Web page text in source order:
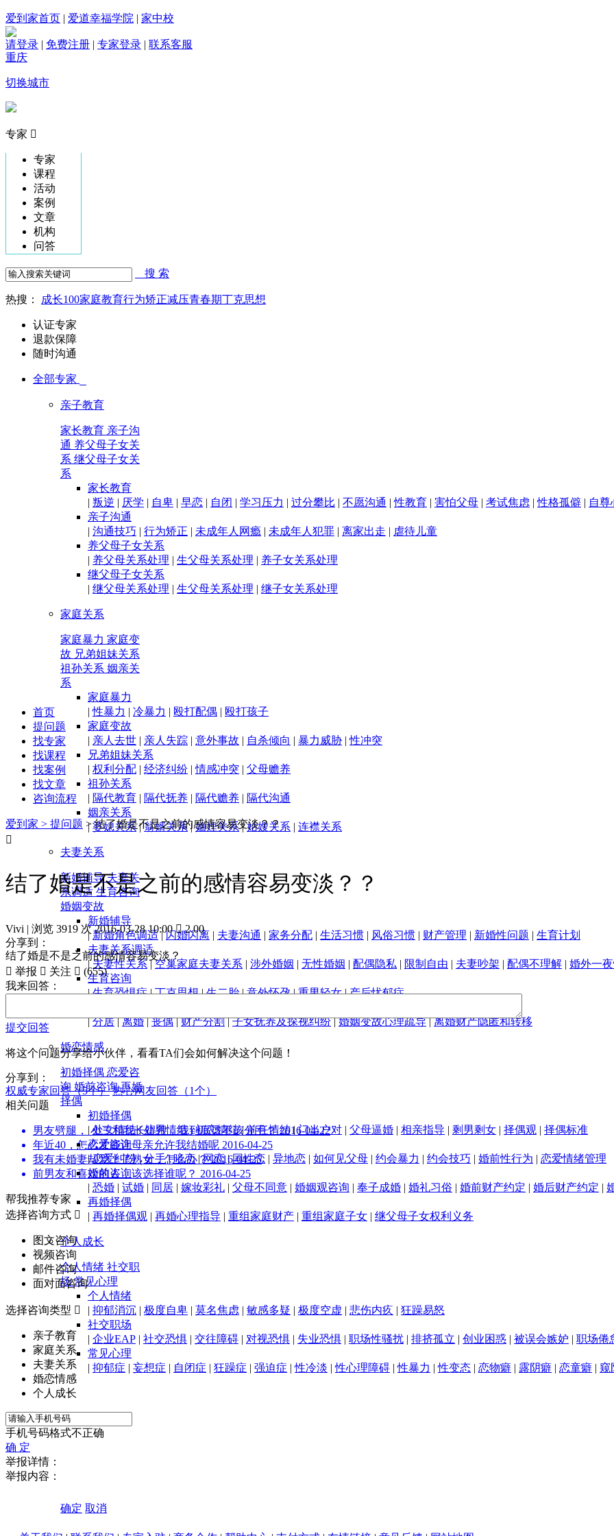
爱到家首页 | 爱道幸福学院 | 家中校
请登录 | 免费注册 | 专家登录 | 联系客服
重庆
切换城市
专家 
专家
课程
活动
案例
文章
机构
问答
搜 索
热搜： 成长100家庭教育行为矫正减压青春期丁克思想
认证专家
退款保障
随时沟通
全部专家
亲子教育
家长教育 亲子沟
通 养父母子女关
系 继父母子女关
系
家长教育
| 叛逆 | 厌学 | 自卑 | 早恋 | 自闭 | 学习压力 | 过分攀比 | 不愿沟通 |性教育 | 害怕父母 | 考试焦虑 |性格孤僻 | 自尊
亲子沟通
| 沟通技巧 | 行为矫正 | 未成年人网瘾 | 未成年人犯罪 | 离家出走 | 虐待儿童
养父母子女关系
| 养父母关系处理 | 生父母关系处理 | 养子女关系处理
继父母子女关系
| 继父母关系处理 | 生父母关系处理 | 继子女关系处理
家庭关系
家庭暴力 家庭变
故 兄弟姐妹关系
祖孙关系 姻亲关
系
家庭暴力
|性暴力 | 冷暴力 | 殴打配偶 | 殴打孩子
家庭变故
| 亲人去世 | 亲人失踪 | 意外事故 | 自杀倾向 | 暴力威胁 |性冲突
兄弟姐妹关系
| 权利分配 | 经济纠纷 |情感冲突 | 父母赡养
祖孙关系
| 隔代教育 | 隔代抚养 | 隔代赡养 | 隔代沟通
姻亲关系
|婆媳关系|翁婿关系|妯娌关系|姑嫂关系 | 连襟关系
夫妻关系
新婚辅导夫妻关
系调适生育咨询
婚姻变故
新婚辅导
|新婚角色调适|闪婚闪离 | 夫妻沟通 | 家务分配 | 生活习惯 | 风俗习惯 | 财产管理 | 新婚性问题 | 生育计划
夫妻关系调适
|夫妻性关系|空巢家庭夫妻关系 | 涉外婚姻 | 无性婚姻 | 配偶隐私 | 限制自由 | 夫妻吵架 | 配偶不理解 | 婚外一
生育咨询
|生育恐惧症|丁克思想|生二胎|意外怀孕|重男轻女|产后忧郁症
|分居|离婚|丧偶|财产分割|子女抚养及探视纠纷|婚姻变故心理疏导|离婚财产隐匿和转移
婚恋情感
初婚择偶 恋爱咨
询 婚前咨询再婚
择偶
初婚择偶
|处女情结|处男情结|初恋情结|前任情结|门当户对 | 父母逼婚 | 相亲指导 | 剩男剩女 | 择偶观 | 择偶标准
恋爱咨询
|恋爱纠纷|分手|暗恋|网恋|同性恋 | 异地恋 | 如何见父母 | 约会暴力 | 约会技巧 | 婚前性行为 | 恋爱情绪管理
婚前咨询
| 恐婚 | 试婚 | 同居 | 嫁妆彩礼 | 父母不同意 | 婚姻观咨询 | 奉子成婚 | 婚礼习俗 | 婚前财产约定 | 婚后财产约定 |
再婚择偶
| 再婚择偶观 | 再婚心理指导 | 重组家庭财产 | 重组家庭子女 | 继父母子女权利义务
个人成长
个人情绪 社交职
场常见心理
个人情绪
| 抑郁消沉 | 极度自卑 | 莫名焦虑 | 敏感多疑 | 极度空虚 | 悲伤内疚 | 狂躁易怒
社交职场
| 企业EAP | 社交恐惧 | 交往障碍 | 对视恐惧 | 失业恐惧 | 职场性骚扰 | 排挤孤立 | 创业困惑 | 被误会嫉妒 | 职场倦
常见心理
| 抑郁症 | 妄想症 | 自闭症 | 狂躁症 | 强迫症 |性冷淡 |性心理障碍 |性暴力 |性变态 | 恋物癖 | 露阴癖 | 恋童癖 | 窥
首页
提问题
找专家
找课程
找案例
找文章
咨询流程
爱到家 > 提问题 >结了婚是不是之前的感情容易变淡？？

结了婚是不是之前的感情容易变淡？？
Vivi | 浏览 3919 次2016-03-28 10:002.00
分享到：
结了婚是不是之前的感情容易变淡？
 举报  关注  (655)
我来回答：
提交回答
将这个问题分享给小伙伴，看看TA们会如何解决这个问题！
分享到：
权威专家回答（5个） 热心网友回答（1个）
相关问题
男友劈腿， 小三和我长得很，我到底该不该分手？ 2016-04-22
年近40，怎么才能让母亲允许我结婚呢 2016-04-25
我有未婚妻却爱上了熟女，怎么办？ 2016-04-25
前男友和喜欢的人，该选择谁呢？ 2016-04-25
帮我推荐专家
选择咨询方式 
图文咨询
视频咨询
邮件咨询
面对面咨询
选择咨询类型 
亲子教育
家庭关系
夫妻关系
婚恋情感
个人成长
手机号码格式不正确
确 定
举报详情：
举报内容：
确定 取消